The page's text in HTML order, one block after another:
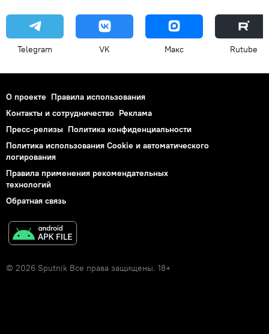
Telegram VK Макс Rutube
О проекте Правила использования
Контакты и сотрудничество Реклама
Пресс-релизы Политика конфиденциальности
Политика использования Cookie и автоматического
логирования
Правила применения рекомендательных
технологий
Обратная связь
© 2026 Sputnik Все права защищены. 18+